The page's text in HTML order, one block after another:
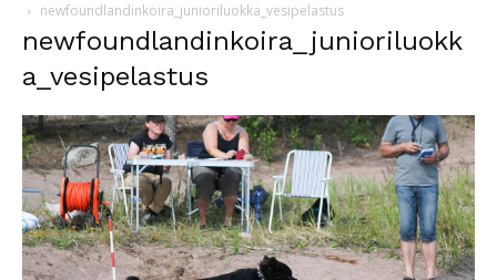
newfoundlandinkoira_junioriluokka_vesipelastus
newfoundlandinkoira_junioriluokk
a_vesipelastus